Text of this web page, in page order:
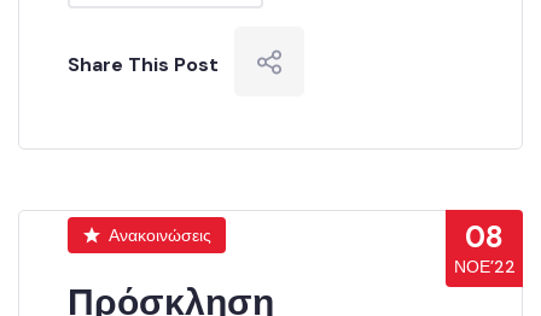
Share This Post
08
ΝΟΈ’22
Ανακοινώσεις
Πρόσκληση